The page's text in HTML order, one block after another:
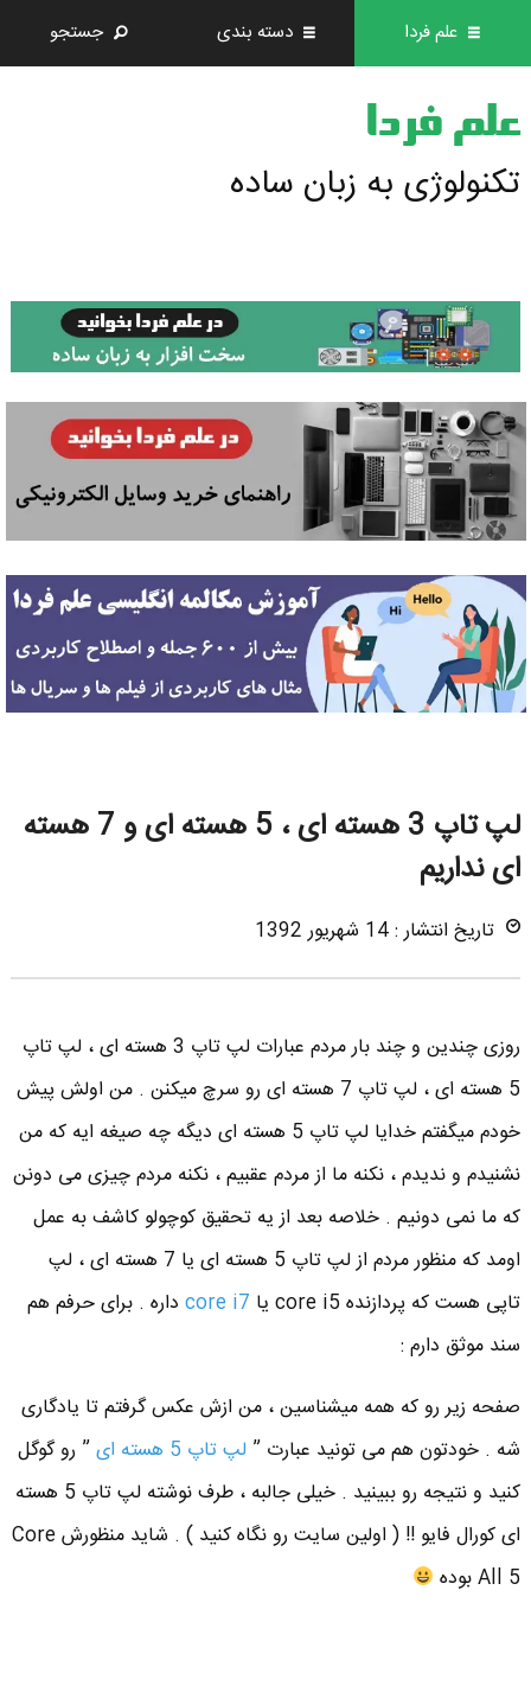
علم فردا دسته بندی جستجو
علم فردا
تکنولوژی به زبان ساده
لپ تاپ 3 هسته ای ، 5 هسته ای و 7 هسته
ای نداریم
تاریخ انتشار : 14 شهریور 1392
روزی چندین و چند بار مردم عبارات لپ تاپ 3 هسته ای ، لپ تاپ
5 هسته ای ، لپ تاپ 7 هسته ای رو سرچ میکنن . من اولش پیش
خودم میگفتم خدایا لپ تاپ 5 هسته ای دیگه چه صیغه ایه که من
نشنیدم و ندیدم ، نکنه ما از مردم عقبیم ، نکنه مردم چیزی می دونن
که ما نمی دونیم . خلاصه بعد از یه تحقیق کوچولو کاشف به عمل
اومد که منظور مردم از لپ تاپ 5 هسته ای یا 7 هسته ای ، لپ
تاپی هست که پردازنده core i5 یا
core i7داره . برای حرفم هم
سند موثق دارم :
صفحه زیر رو که همه میشناسین ، من ازش عکس گرفتم تا یادگاری
شه . خودتون هم می تونید عبارت ” لپ تاپ 5 هسته ای
” رو گوگل
کنید و نتیجه رو ببینید . خیلی جالبه ، طرف نوشته لپ تاپ 5 هسته
ای کورال فایو !! ( اولین سایت رو نگاه کنید ) . شاید منظورش Core
All 5 بوده